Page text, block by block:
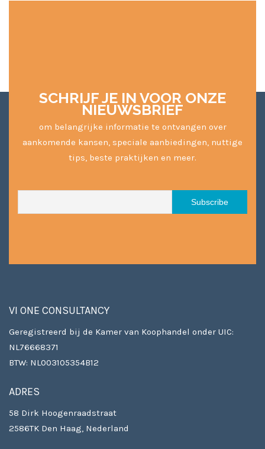
SCHRIJF JE IN VOOR ONZE
NIEUWSBRIEF
om belangrijke informatie te ontvangen over
aankomende kansen, speciale aanbiedingen, nuttige
tips, beste praktijken en meer.
VI ONE CONSULTANCY
Geregistreerd bij de Kamer van Koophandel onder UIC:
NL76668371
BTW: NL003105354B12
ADRES
58 Dirk Hoogenraadstraat
2586TK Den Haag, Nederland